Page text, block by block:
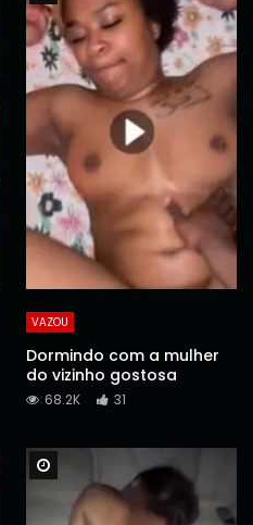
VAZOU
Dormindo com a mulher
do vizinho gostosa
68.2K 31